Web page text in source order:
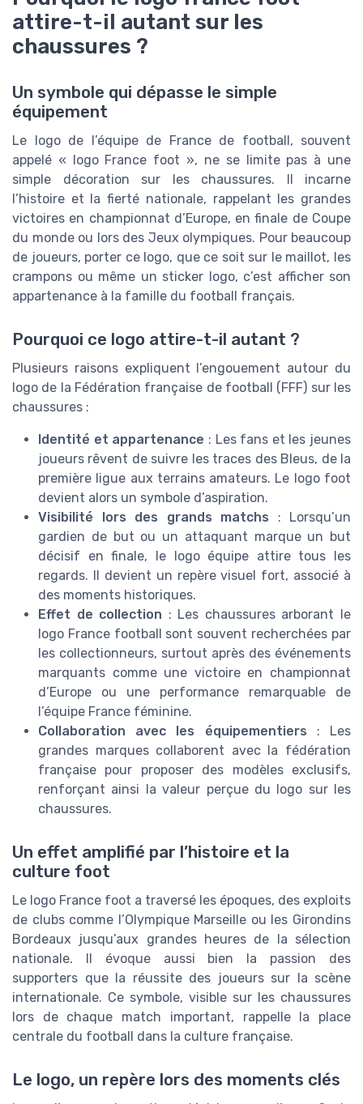
attire-t-il autant sur les
chaussures ?
Un symbole qui dépasse le simple
équipement
Le logo de l’équipe de France de football, souvent
appelé « logo France foot », ne se limite pas à une
simple décoration sur les chaussures. Il incarne
l’histoire et la fierté nationale, rappelant les grandes
victoires en championnat d’Europe, en finale de Coupe
du monde ou lors des Jeux olympiques. Pour beaucoup
de joueurs, porter ce logo, que ce soit sur le maillot, les
crampons ou même un sticker logo, c’est afficher son
appartenance à la famille du football français.
Pourquoi ce logo attire-t-il autant ?
Plusieurs raisons expliquent l’engouement autour du
logo de la Fédération française de football (FFF) sur les
chaussures :
Identité et appartenance : Les fans et les jeunes
joueurs rêvent de suivre les traces des Bleus, de la
première ligue aux terrains amateurs. Le logo foot
devient alors un symbole d’aspiration.
Visibilité lors des grands matchs : Lorsqu’un
gardien de but ou un attaquant marque un but
décisif en finale, le logo équipe attire tous les
regards. Il devient un repère visuel fort, associé à
des moments historiques.
Effet de collection : Les chaussures arborant le
logo France football sont souvent recherchées par
les collectionneurs, surtout après des événements
marquants comme une victoire en championnat
d’Europe ou une performance remarquable de
l’équipe France féminine.
Collaboration avec les équipementiers : Les
grandes marques collaborent avec la fédération
française pour proposer des modèles exclusifs,
renforçant ainsi la valeur perçue du logo sur les
chaussures.
Un effet amplifié par l’histoire et la
culture foot
Le logo France foot a traversé les époques, des exploits
de clubs comme l’Olympique Marseille ou les Girondins
Bordeaux jusqu’aux grandes heures de la sélection
nationale. Il évoque aussi bien la passion des
supporters que la réussite des joueurs sur la scène
internationale. Ce symbole, visible sur les chaussures
lors de chaque match important, rappelle la place
centrale du football dans la culture française.
Le logo, un repère lors des moments clés